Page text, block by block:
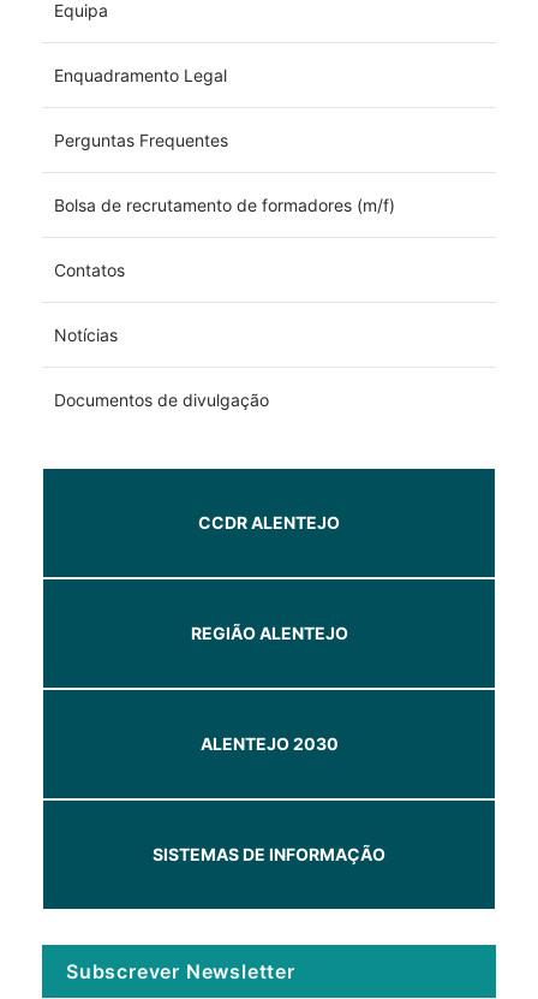
Equipa
Enquadramento Legal
Perguntas Frequentes
Bolsa de recrutamento de formadores (m/f)
Contatos
Notícias
Documentos de divulgação
CCDR ALENTEJO
REGIÃO ALENTEJO
ALENTEJO 2030
SISTEMAS DE INFORMAÇÃO
Subscrever Newsletter